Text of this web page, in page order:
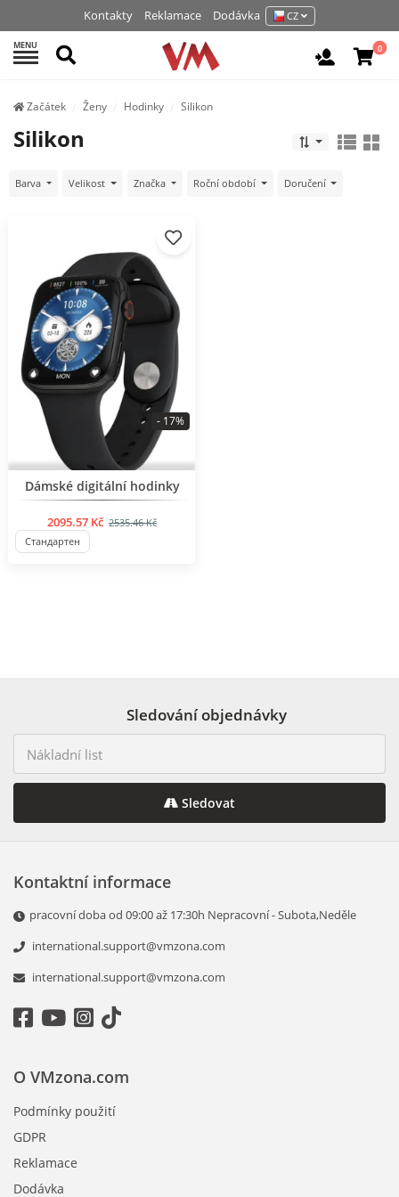
Kontakty Reklamace Dodávka CZ
MENU Hledat Vchod /
0
Začátek Ženy Hodinky Silikon
Silikon
Barva Velikost Značka Roční období Doručení
BESTSELLER
Dámské digitální hodinky
2095.57 Kč 2535.46 Kč
- 17%
Стандартен
Sledování objednávky
Sledovat
Kontaktní informace
pracovní doba od 09:00 až 17:30h Nepracovní - Subota,Neděle
international.support@vmzona.com
international.support@vmzona.com
O VMzona.com
Podmínky použití
GDPR
Reklamace
Dodávka